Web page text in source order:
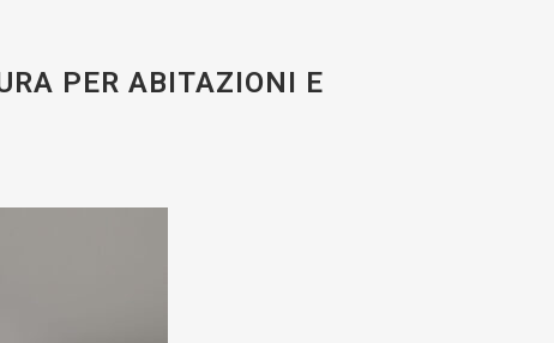
PER ABITAZIONI E